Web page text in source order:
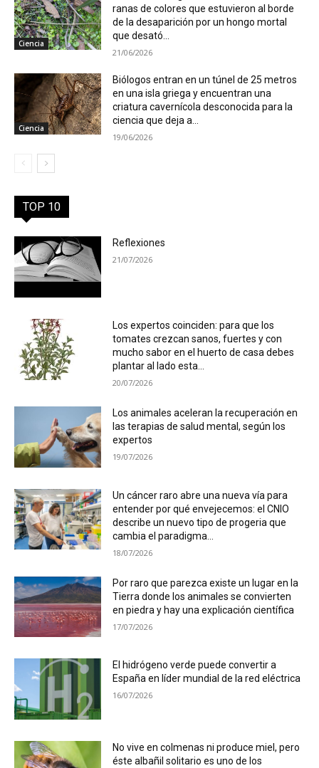
Ciencia
ranas de colores que estuvieron al borde
de la desaparición por un hongo mortal
que desató...
21/06/2026
Ciencia
Biólogos entran en un túnel de 25 metros
en una isla griega y encuentran una
criatura cavernícola desconocida para la
ciencia que deja a...
19/06/2026
TOP 10
Reflexiones
21/07/2026
Los expertos coinciden: para que los
tomates crezcan sanos, fuertes y con
mucho sabor en el huerto de casa debes
plantar al lado esta...
20/07/2026
Los animales aceleran la recuperación en
las terapias de salud mental, según los
expertos
19/07/2026
Un cáncer raro abre una nueva vía para
entender por qué envejecemos: el CNIO
describe un nuevo tipo de progeria que
cambia el paradigma...
18/07/2026
Por raro que parezca existe un lugar en la
Tierra donde los animales se convierten
en piedra y hay una explicación científica
17/07/2026
El hidrógeno verde puede convertir a
España en líder mundial de la red eléctrica
16/07/2026
No vive en colmenas ni produce miel, pero
éste albañil solitario es uno de los